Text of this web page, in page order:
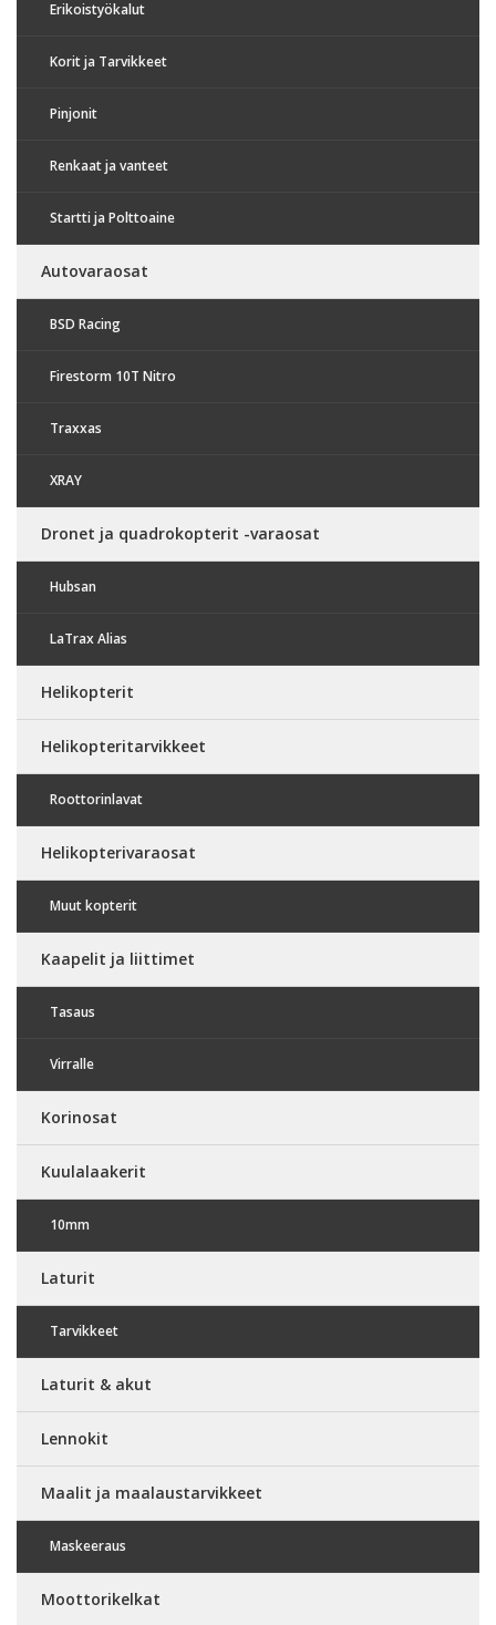
Erikoistyökalut
Korit ja Tarvikkeet
Pinjonit
Renkaat ja vanteet
Startti ja Polttoaine
Autovaraosat
BSD Racing
Firestorm 10T Nitro
Traxxas
XRAY
Dronet ja quadrokopterit -varaosat
Hubsan
LaTrax Alias
Helikopterit
Helikopteritarvikkeet
Roottorinlavat
Helikopterivaraosat
Muut kopterit
Kaapelit ja liittimet
Tasaus
Virralle
Korinosat
Kuulalaakerit
10mm
Laturit
Tarvikkeet
Laturit & akut
Lennokit
Maalit ja maalaustarvikkeet
Maskeeraus
Moottorikelkat